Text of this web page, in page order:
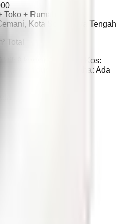
+ Rumah Kos
Kota Solo, Jawa Tengah
Total
9 kamar Okupansi Kos:
kamar tidur Kios Usaha: Ada
ini.